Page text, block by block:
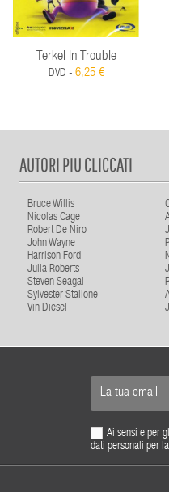
Terkel In Trouble
DVD - 6,25 €
AUTORI PIU CLICCATI
Bruce Willis
Nicolas Cage
Robert De Niro
John Wayne
Harrison Ford
Julia Roberts
Steven Seagal
Sylvester Stallone
Vin Diesel
Ai sensi e per
dati personali per